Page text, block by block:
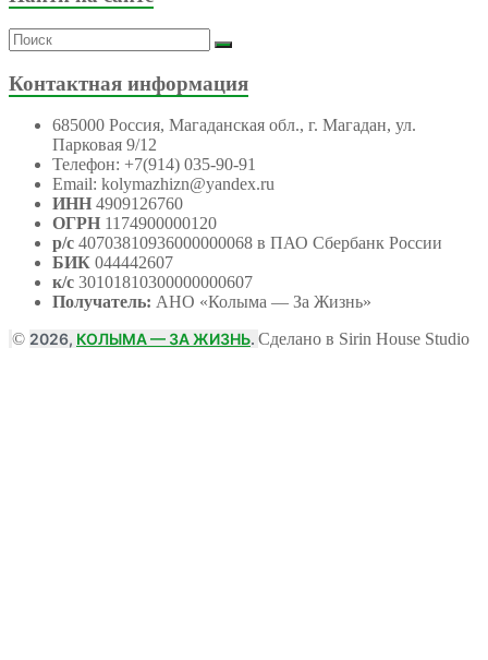
Контактная информация
685000 Россия, Магаданская обл., г. Магадан, ул.
Парковая 9/12
Телефон: +7(914) 035-90-91
Email: kolymazhizn@yandex.ru
ИНН 4909126760
ОГРН 1174900000120
р/с 40703810936000000068 в ПАО Сбербанк России
БИК 044442607
к/с 30101810300000000607
Получатель: АНО «Колыма — За Жизнь»
© 2026, КОЛЫМА — ЗА ЖИЗНЬ. Сделано в Sirin House Studio